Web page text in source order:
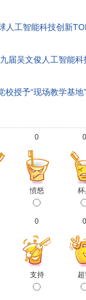
人工智能科技创新
届吴文俊人工智能科
校授予“现场教学基地
0
愤怒
0
0
支持
0